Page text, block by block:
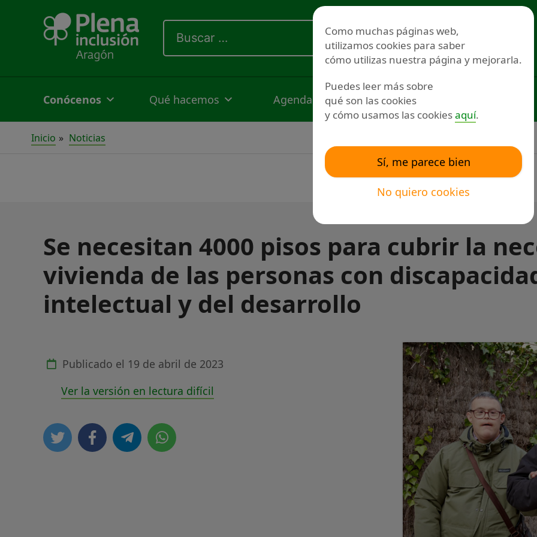
contenido
por:
Redes sociales
Voluntariado
Conócenos Qué hacemos Agenda Noticias
Inicio Noticias
Se necesitan 4000 pisos para cubrir la
vivienda de las personas con
intelectual y del desarrollo
Publicado el 19 de abril de 2023
Ver la versión en lectura difícil
Como muchas páginas web,
utilizamos cookies para saber
cómo utilizas nuestra página y mejorarla.
Puedes leer más sobre
qué son las cookies
y cómo usamos las cookiesaquí.
Sí, me parece bien
No quiero cookies